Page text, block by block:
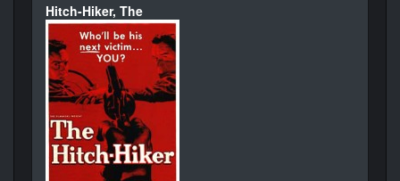
Hitch-Hiker, The